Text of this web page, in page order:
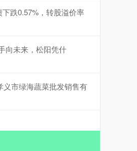
跌0.57%，转股溢价率
向未来，松阳凭什
义市绿海蔬菜批发销售有